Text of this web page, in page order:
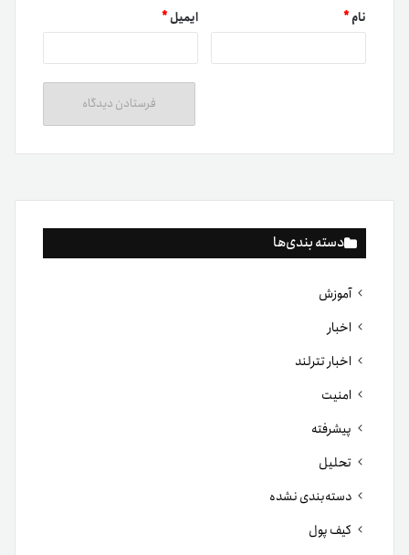
دسته بندی‌ها
آموزش
اخبار
اخبار تترلند
امنیت
پیشرفته
تحلیل
دسته‌بندی نشده
کیف پول
نام* ایمیل*